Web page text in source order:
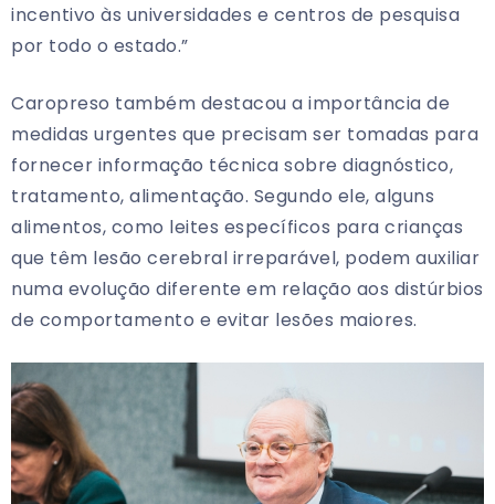
incentivo às universidades e centros de pesquisa
por todo o estado.”
Caropreso também destacou a importância de
medidas urgentes que precisam ser tomadas para
fornecer informação técnica sobre diagnóstico,
tratamento, alimentação. Segundo ele, alguns
alimentos, como leites específicos para crianças
que têm lesão cerebral irreparável, podem auxiliar
numa evolução diferente em relação aos distúrbios
de comportamento e evitar lesões maiores.